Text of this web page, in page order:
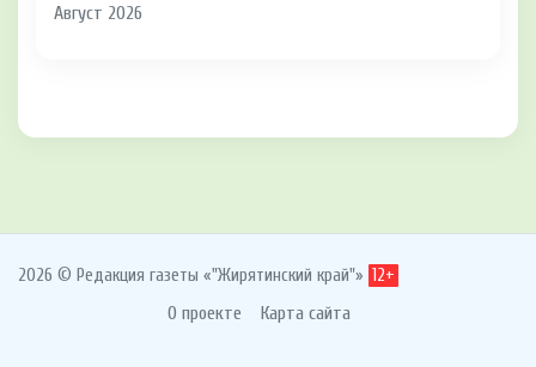
Август 2026
2026 © Редакция газеты «"Жирятинский край"» 12+
О проекте Карта сайта